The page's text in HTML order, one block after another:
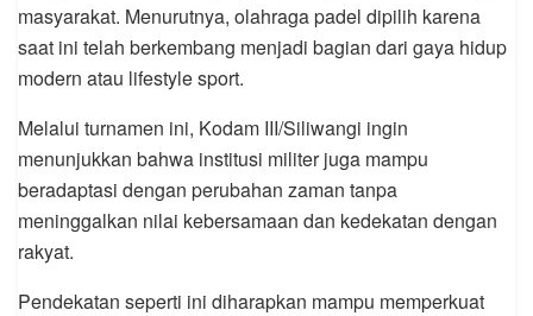
masyarakat. Menurutnya, olahraga padel dipilih karena
saat ini telah berkembang menjadi bagian dari gaya hidup
modern atau lifestyle sport.
Melalui turnamen ini, Kodam III/Siliwangi ingin
menunjukkan bahwa institusi militer juga mampu
beradaptasi dengan perubahan zaman tanpa
meninggalkan nilai kebersamaan dan kedekatan dengan
rakyat.
Pendekatan seperti ini diharapkan mampu memperkuat